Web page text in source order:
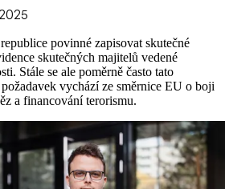
povinné zapisovat skutečné
skutečných majitelů vedené
Stále se ale poměrně často tato
vychází ze směrnice EU o boji
a financování terorismu.